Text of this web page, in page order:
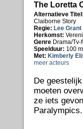
The Loretta
Alternatieve Titel:
Claiborne Story
Regie: Lee Grant
Herkomst:
Genre Drama/Tv-
Speelduur: 100
Met: Kimberly
meer acteurs
De
moeten
ze iets